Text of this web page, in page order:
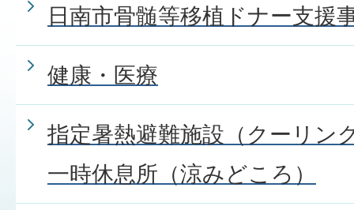
日南市骨髄等移植ドナー支援
健康・医療
指定暑熱避難施設（クーリン
一時休息所（涼みどころ）